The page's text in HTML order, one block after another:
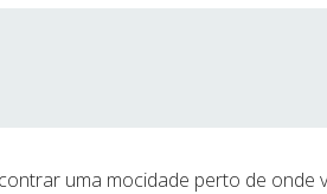
uma mocidade perto de onde